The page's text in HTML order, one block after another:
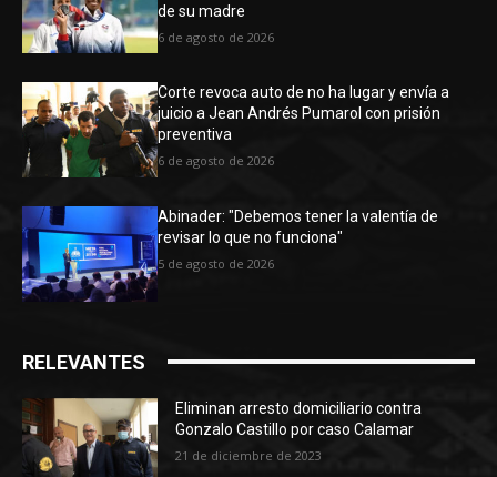
de su madre
6 de agosto de 2026
Corte revoca auto de no ha lugar y envía a
juicio a Jean Andrés Pumarol con prisión
preventiva
6 de agosto de 2026
Abinader: "Debemos tener la valentía de
revisar lo que no funciona"
5 de agosto de 2026
RELEVANTES
Eliminan arresto domiciliario contra
Gonzalo Castillo por caso Calamar
21 de diciembre de 2023